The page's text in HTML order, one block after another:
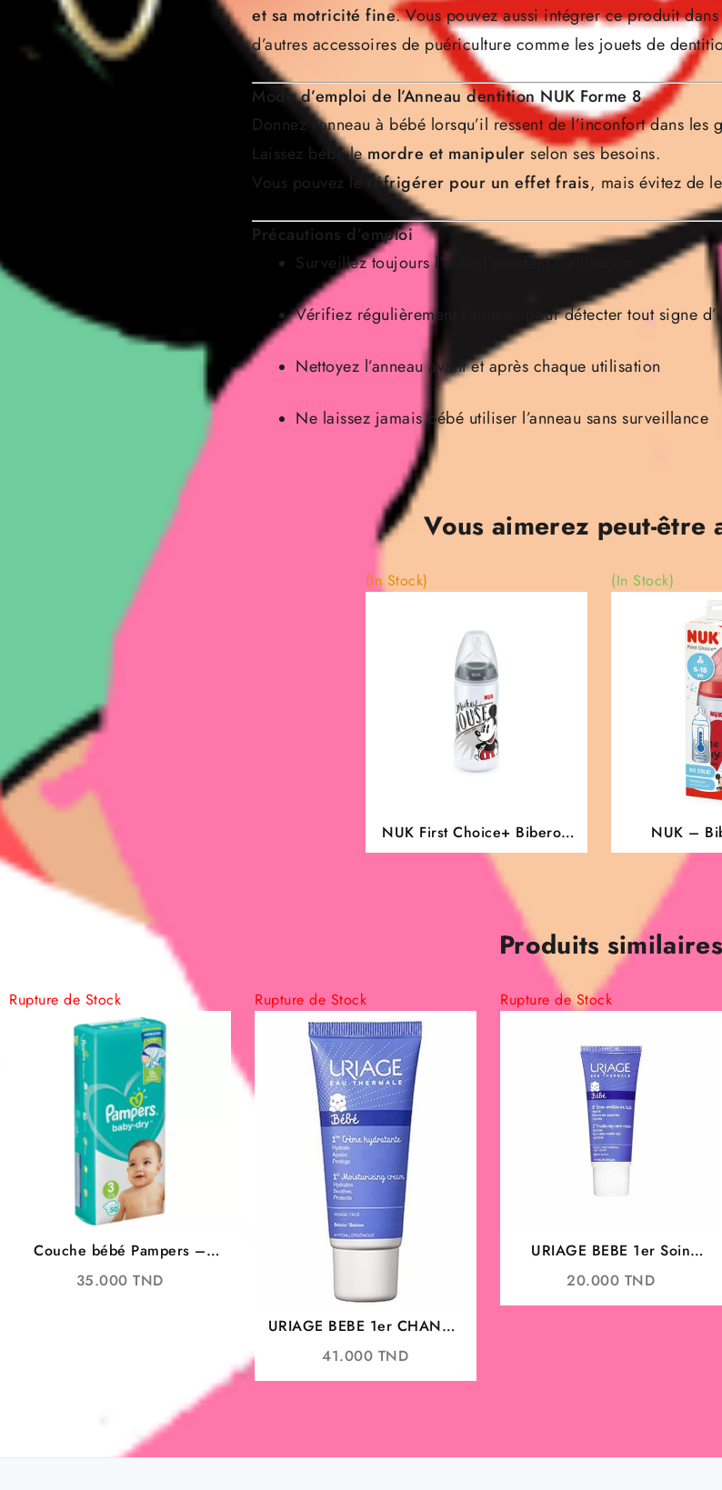
et sa motricité fine. Vous pouvez aussi intégrer ce produit
d’autres accessoires de puériculture comme les jouets de
Mode d’emploi de l’Anneau dentition NUK Forme 8
Donnez l’anneau à bébé lorsqu’il ressent de l’inconfort dans les
Laissez bébé lemordre et manipuler selon ses besoins.
Vous pouvez le réfrigérer pour un effet frais, mais évitez de
Précautions d’emploi
Surveillez toujours l’enfant pendant l’utilisation
Vérifiez régulièrement l’anneau pour détecter tout signe
Nettoyez l’anneau avant et après chaque utilisation
Ne laissez jamais bébé utiliser l’anneau sans surveillance
Vous aimerez peut-être
(In Stock)
NUK First Choice+ Biberon
Disney | 6-18 mois |
Affichage de la température
| Bouteille de 300 ml avec
valve anti-colique | Sans BPA
| tétine en silicone | Mickey
Mouse (gris)
(In Stock)
NUK –
Choice+
Minnie
Produits similaires
Rupture de Stock
Couche bébé Pampers –
Baby Dry T3
35.000TND
Rupture de Stock
URIAGE BEBE 1er CHANGE
PRÉVENTION ET SOIN DES
ROUGEURS DU SIÈGE
41.000 TND
Rupture de Stock
URIAGE BEBE 1er Soin
Croûtes de Lait 40ML
20.000 TND